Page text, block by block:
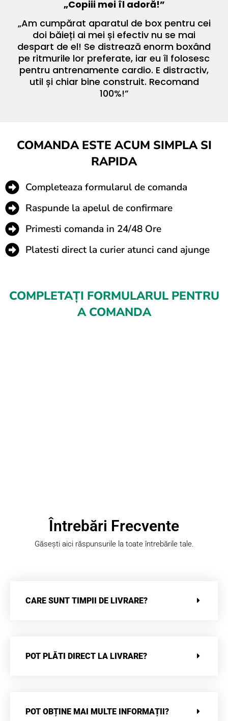
„Copiii mei îl adoră!”
„Am cumpărat aparatul de box pentru cei
doi băieți ai mei și efectiv nu se mai
despart de el! Se distrează enorm boxând
pe ritmurile lor preferate, iar eu îl folosesc
pentru antrenamente cardio. E distractiv,
util și chiar bine construit. Recomand
100%!”
COMANDA ESTE ACUM SIMPLA SI
RAPIDA
Completeaza formularul de comanda
Raspunde la apelul de confirmare
Primesti comanda in 24/48 Ore
Platesti direct la curier atunci cand ajunge
COMPLETAȚI FORMULARUL PENTRU
A COMANDA
Întrebări Frecvente
Găsești aici răspunsurile la toate întrebările tale.
CARE SUNT TIMPII DE LIVRARE?
POT PLĂTI DIRECT LA LIVRARE?
POT OBȚINE MAI MULTE INFORMAȚII?